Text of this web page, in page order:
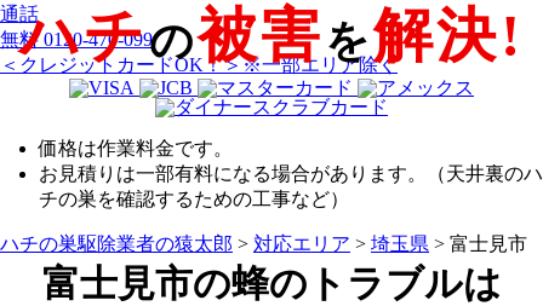
ハチの被害を解決!
通話
無料 0120-470-099
＜クレジットカードOK！＞※一部エリア除く
価格は作業料金です。
お見積りは一部有料になる場合があります。（天井裏のハ
チの巣を確認するための工事など）
ハチの巣駆除業者の猿太郎 > 対応エリア > 埼玉県 > 富士見市
富士見市の蜂のトラブルは